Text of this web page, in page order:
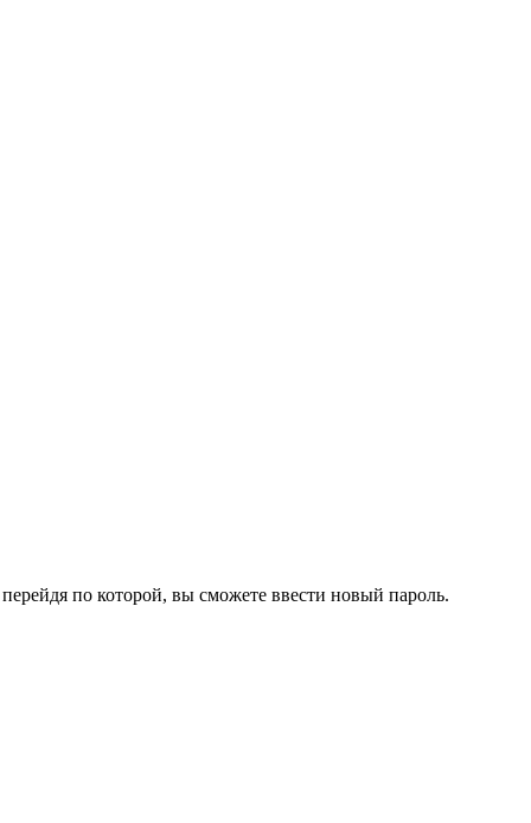
по которой, вы сможете ввести новый пароль.